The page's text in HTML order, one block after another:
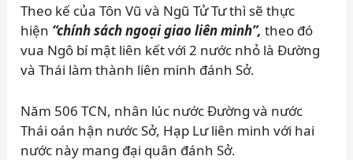
Theo kế của Tôn Vũ và Ngũ Tử Tư thì sẽ thực
hiện “chính sách ngoại giao liên minh”, theo đó
vua Ngô bí mật liên kết với 2 nước nhỏ là Đường
và Thái làm thành liên minh đánh Sở.
Năm 506 TCN, nhân lúc nước Đường và nước
Thái oán hận nước Sở, Hạp Lư liên minh với hai
nước này mang đại quân đánh Sở.